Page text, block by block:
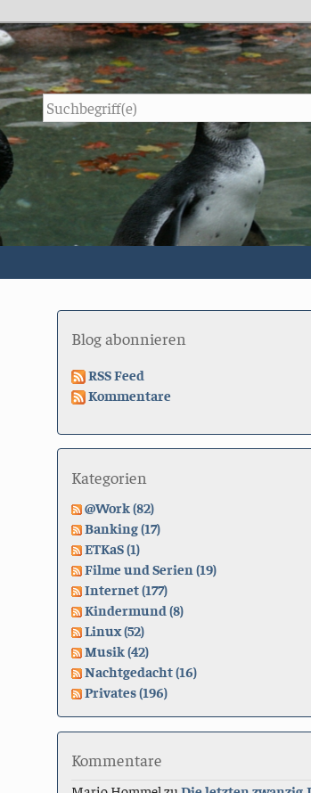
Blog abonnieren
RSS Feed
Kommentare
Kategorien
@Work (82)
Banking (17)
ETKaS (1)
Filme und Serien (19)
Internet (177)
Kindermund (8)
Linux (52)
Musik (42)
Nachtgedacht (16)
Privates (196)
Kommentare